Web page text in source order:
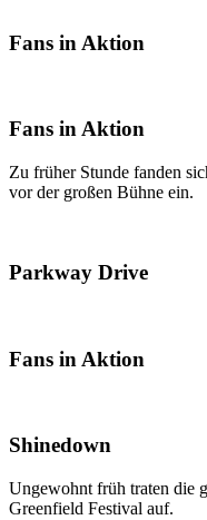
Fans in Aktion
Fans in Aktion
Zu früher Stunde fanden
vor der großen Bühne ein.
Parkway Drive
Fans in Aktion
Shinedown
Ungewohnt früh traten die
Greenfield Festival auf.